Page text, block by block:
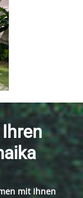
mit Ihnen